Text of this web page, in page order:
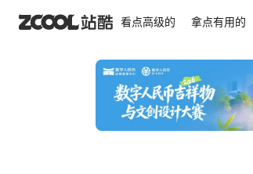
看点高级的 拿点有用的
檀谷TANKO音乐节MV《把风开大》